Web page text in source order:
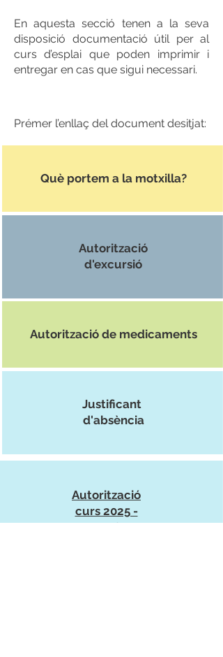
En aquesta secció tenen a la seva
disposició documentació útil per al
curs d’esplai que poden imprimir i
entregar en cas que sigui necessari.
Prémer l’enllaç del document desitjat:
Què portem a la motxilla?
Autorització
d'excursió
Autorització de medicaments
Justificant
d'absència
Autorització
curs 2025 -
2026